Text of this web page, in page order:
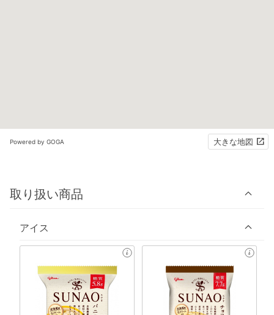
Powered by GOGA 大きな地図
取り扱い商品
アイス